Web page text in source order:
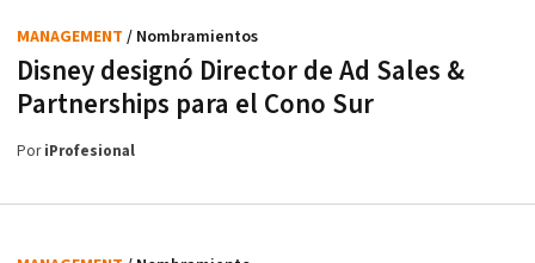
Disney designó Director de Ad Sales &
Partnerships para el Cono Sur
MANAGEMENT / Nombramientos
PoriProfesional